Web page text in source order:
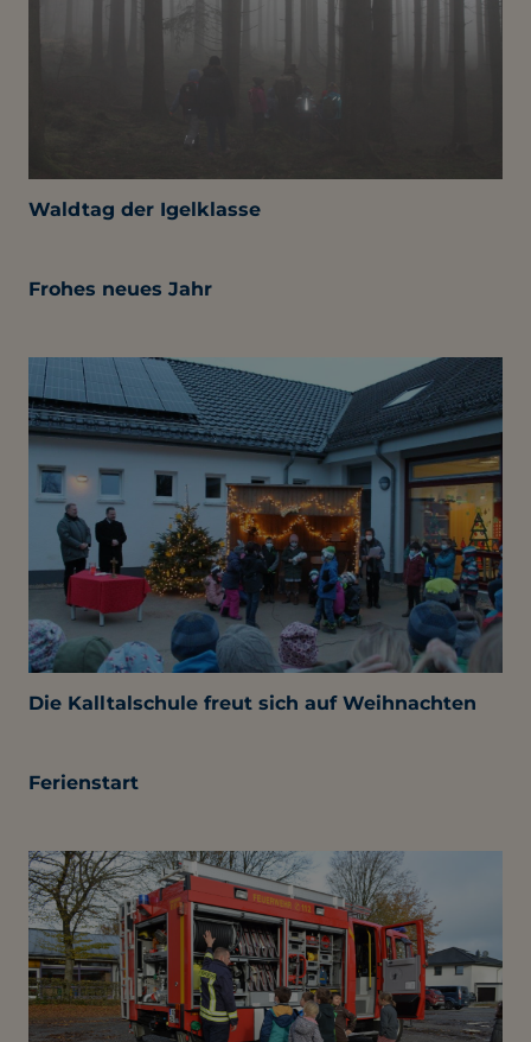
Waldtag der Igelklasse
Frohes neues Jahr
Die Kalltalschule freut sich auf Weihnachten
Ferienstart